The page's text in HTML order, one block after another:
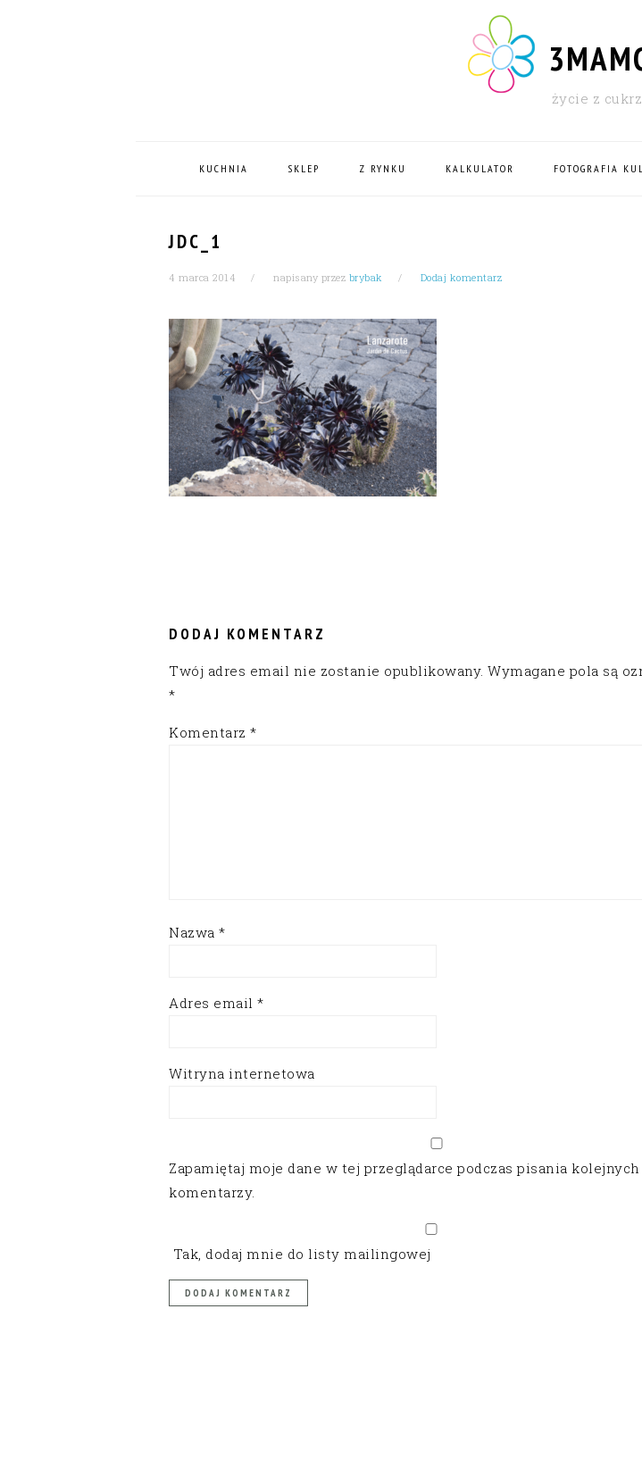
życie z
KUCHNIA SKLEP Z RYNKU KALKULATOR FOTOGRAFIA
JDC_1
4 marca 2014 napisany przez brybak Dodaj komentarz
DODAJ KOMENTARZ
Twój adres email nie zostanie opublikowany. Wymagane pola są
*
Komentarz *
Nazwa *
Adres email *
Witryna internetowa
Zapamiętaj moje dane w tej przeglądarce podczas pisania kolejnych
komentarzy.
Tak, dodaj mnie do listy mailingowej